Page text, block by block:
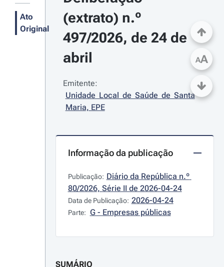
Ato
Original
(extrato) n.º
497/2026, de 24 de
abril
Emitente:
Unidade Local de Saúde de Santa
Maria, EPE
Informação da publicação
Publicação: Diário da República n.º
80/2026, Série II de 2026-04-24
Data de Publicação: 2026-04-24
Parte: G - Empresas públicas
SUMÁRIO
AA